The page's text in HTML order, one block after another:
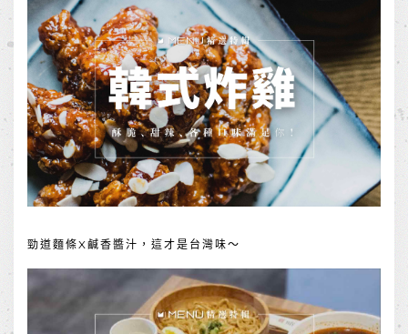
勁道麵條X鹹香醬汁，這才是台灣味～